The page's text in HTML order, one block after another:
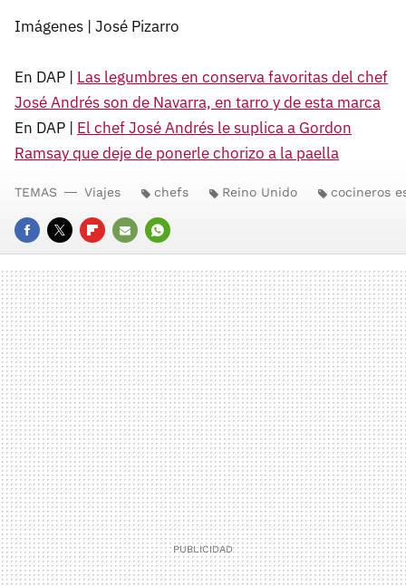
Imágenes | José Pizarro
En DAP | Las legumbres en conserva favoritas del chef
José Andrés son de Navarra, en tarro y de esta marca
En DAP | El chef José Andrés le suplica a Gordon
Ramsay que deje de ponerle chorizo a la paella
FACEBOOK
TWITTERFLIPBOARD
E-
MAIL
WHATSAPP
TEMAS Viajes chefs Reino Unido cocineros